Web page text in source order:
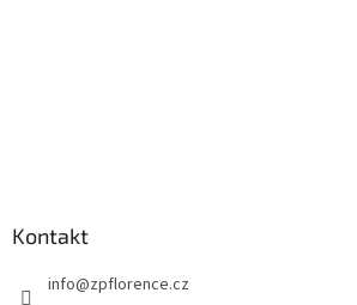
Kontakt
info@zpflorence.cz